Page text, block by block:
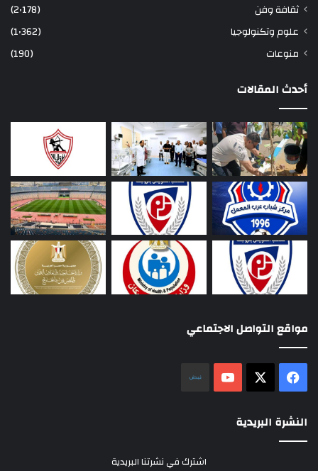
ثقافة وفن
(2٬178)
علوم وتكنولوجيا
(1٬362)
منوعات
(190)
أحدث المقالات
مواقع التواصل الاجتماعي
فيسبوك ‫YouTube
النشرة البريدية
اشترك في نشرتنا البريدية